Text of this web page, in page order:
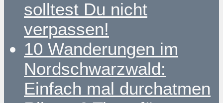
solltest Du nicht
verpassen!
10 Wanderungen im
Nordschwarzwald:
Einfach mal durchatmen